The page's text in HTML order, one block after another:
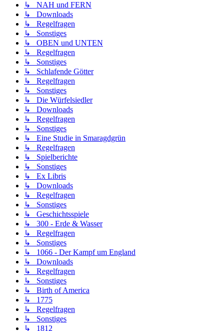
↳ NAH und FERN
↳ Downloads
↳ Regelfragen
↳ Sonstiges
↳ OBEN und UNTEN
↳ Regelfragen
↳ Sonstiges
↳ Schlafende Götter
↳ Regelfragen
↳ Sonstiges
↳ Die Würfelsiedler
↳ Downloads
↳ Regelfragen
↳ Sonstiges
↳ Eine Studie in Smaragdgrün
↳ Regelfragen
↳ Spielberichte
↳ Sonstiges
↳ Ex Libris
↳ Downloads
↳ Regelfragen
↳ Sonstiges
↳ Geschichtsspiele
↳ 300 - Erde & Wasser
↳ Regelfragen
↳ Sonstiges
↳ 1066 - Der Kampf um England
↳ Downloads
↳ Regelfragen
↳ Sonstiges
↳ Birth of America
↳ 1775
↳ Regelfragen
↳ Sonstiges
↳ 1812